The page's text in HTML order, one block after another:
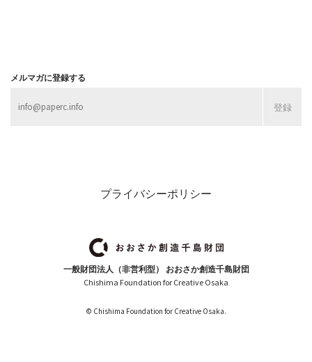
メルマガに登録する
プライバシーポリシー
一般財団法人（非営利型） おおさか創造千島財団
Chishima Foundation for Creative Osaka
© Chishima Foundation for Creative Osaka.